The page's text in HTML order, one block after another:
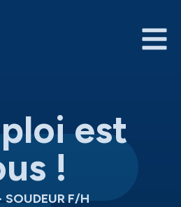
est
!
SOUDEUR F/H